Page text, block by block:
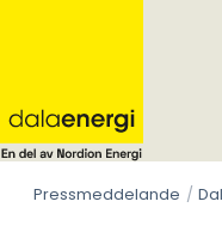
content
Pressmeddelande